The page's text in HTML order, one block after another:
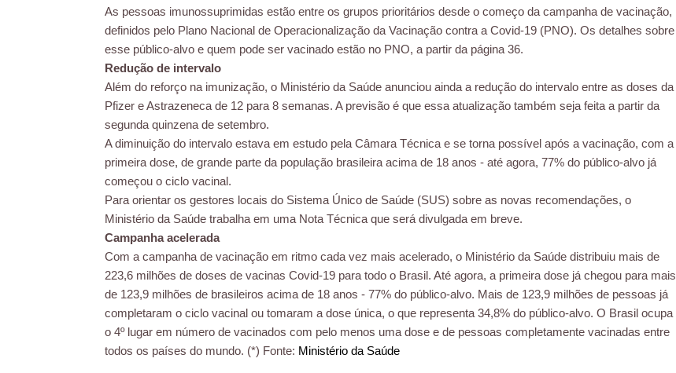
As pessoas imunossuprimidas estão entre os grupos prioritários desde o começo da campanha de vacinação,
definidos pelo Plano Nacional de Operacionalização da Vacinação contra a Covid-19 (PNO). Os detalhes sobre
esse público-alvo e quem pode ser vacinado estão no PNO, a partir da página 36.
Redução de intervalo
Além do reforço na imunização, o Ministério da Saúde anunciou ainda a redução do intervalo entre as doses da
Pfizer e Astrazeneca de 12 para 8 semanas. A previsão é que essa atualização também seja feita a partir da
segunda quinzena de setembro.
A diminuição do intervalo estava em estudo pela Câmara Técnica e se torna possível após a vacinação, com a
primeira dose, de grande parte da população brasileira acima de 18 anos - até agora, 77% do público-alvo já
começou o ciclo vacinal.
Para orientar os gestores locais do Sistema Único de Saúde (SUS) sobre as novas recomendações, o
Ministério da Saúde trabalha em uma Nota Técnica que será divulgada em breve.
Campanha acelerada
Com a campanha de vacinação em ritmo cada vez mais acelerado, o Ministério da Saúde distribuiu mais de
223,6 milhões de doses de vacinas Covid-19 para todo o Brasil. Até agora, a primeira dose já chegou para mais
de 123,9 milhões de brasileiros acima de 18 anos - 77% do público-alvo. Mais de 123,9 milhões de pessoas já
completaram o ciclo vacinal ou tomaram a dose única, o que representa 34,8% do público-alvo. O Brasil ocupa
o 4º lugar em número de vacinados com pelo menos uma dose e de pessoas completamente vacinadas entre
todos os países do mundo. (*) Fonte: Ministério da Saúde